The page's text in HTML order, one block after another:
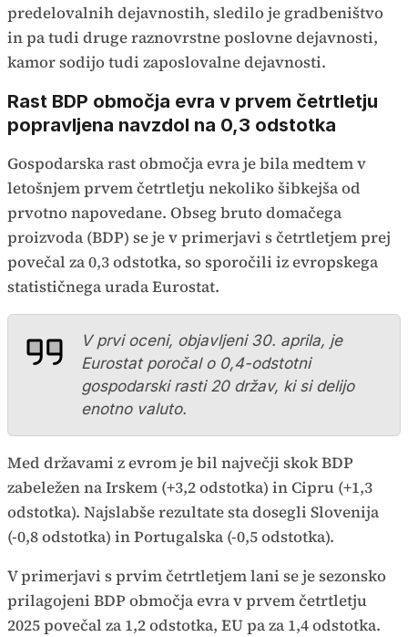
predelovalnih dejavnostih, sledilo je gradbeništvo
in pa tudi druge raznovrstne poslovne dejavnosti,
kamor sodijo tudi zaposlovalne dejavnosti.
Rast BDP območja evra v prvem četrtletju
popravljena navzdol na 0,3 odstotka
Gospodarska rast območja evra je bila medtem v
letošnjem prvem četrtletju nekoliko šibkejša od
prvotno napovedane. Obseg bruto domačega
proizvoda (BDP) se je v primerjavi s četrtletjem prej
povečal za 0,3 odstotka, so sporočili iz evropskega
statističnega urada Eurostat.
V prvi oceni, objavljeni 30. aprila, je
Eurostat poročal o 0,4-odstotni
gospodarski rasti 20 držav, ki si delijo
enotno valuto.
Med državami z evrom je bil največji skok BDP
zabeležen na Irskem (+3,2 odstotka) in Cipru (+1,3
odstotka). Najslabše rezultate sta dosegli Slovenija
(-0,8 odstotka) in Portugalska (-0,5 odstotka).
V primerjavi s prvim četrtletjem lani se je sezonsko
prilagojeni BDP območja evra v prvem četrtletju
2025 povečal za 1,2 odstotka, EU pa za 1,4 odstotka.